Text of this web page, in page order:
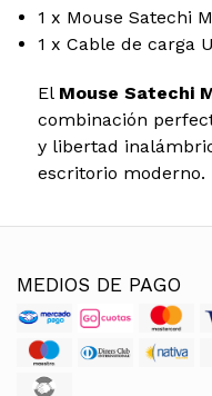
1 x Mouse Satechi
1 x Cable de carga
El Mouse Satechi
combinación
y libertad
escritorio moderno.
MEDIOS DE PAGO